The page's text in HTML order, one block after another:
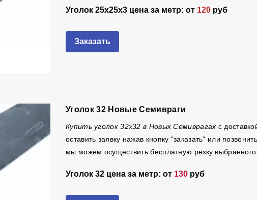
Уголок 25х25х3 цена за метр: от 120 руб
Заказать
Уголок 32 Новые Семивраги
Купить уголок 32х32 в Новых Семиврагах с
оставить заявку нажав кнопку "заказать" или
мы можем осуществить бесплатную резку выбранного
Уголок 32 цена за метр: от 130 руб